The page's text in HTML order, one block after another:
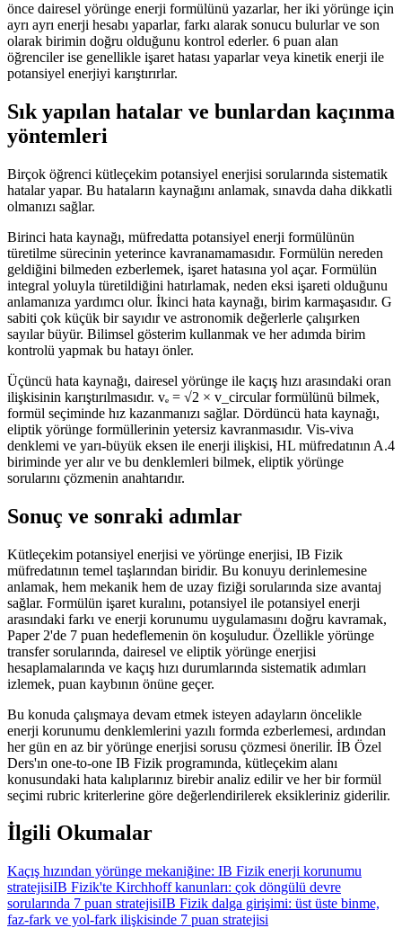
önce dairesel yörünge enerji formülünü yazarlar, her iki yörünge için
ayrı ayrı enerji hesabı yaparlar, farkı alarak sonucu bulurlar ve son
olarak birimin doğru olduğunu kontrol ederler. 6 puan alan
öğrenciler ise genellikle işaret hatası yaparlar veya kinetik enerji ile
potansiyel enerjiyi karıştırırlar.
Sık yapılan hatalar ve bunlardan kaçınma
yöntemleri
Birçok öğrenci kütleçekim potansiyel enerjisi sorularında sistematik
hatalar yapar. Bu hataların kaynağını anlamak, sınavda daha dikkatli
olmanızı sağlar.
Birinci hata kaynağı, müfredatta potansiyel enerji formülünün
türetilme sürecinin yeterince kavranamamasıdır. Formülün nereden
geldiğini bilmeden ezberlemek, işaret hatasına yol açar. Formülün
integral yoluyla türetildiğini hatırlamak, neden eksi işareti olduğunu
anlamanıza yardımcı olur. İkinci hata kaynağı, birim karmaşasıdır. G
sabiti çok küçük bir sayıdır ve astronomik değerlerle çalışırken
sayılar büyür. Bilimsel gösterim kullanmak ve her adımda birim
kontrolü yapmak bu hatayı önler.
Üçüncü hata kaynağı, dairesel yörünge ile kaçış hızı arasındaki oran
ilişkisinin karıştırılmasıdır. vₑ = √2 × v_circular formülünü bilmek,
formül seçiminde hız kazanmanızı sağlar. Dördüncü hata kaynağı,
eliptik yörünge formüllerinin yetersiz kavranmasıdır. Vis-viva
denklemi ve yarı-büyük eksen ile enerji ilişkisi, HL müfredatının A.4
biriminde yer alır ve bu denklemleri bilmek, eliptik yörünge
sorularını çözmenin anahtarıdır.
Sonuç ve sonraki adımlar
Kütleçekim potansiyel enerjisi ve yörünge enerjisi, IB Fizik
müfredatının temel taşlarından biridir. Bu konuyu derinlemesine
anlamak, hem mekanik hem de uzay fiziği sorularında size avantaj
sağlar. Formülün işaret kuralını, potansiyel ile potansiyel enerji
arasındaki farkı ve enerji korunumu uygulamasını doğru kavramak,
Paper 2'de 7 puan hedeflemenin ön koşuludur. Özellikle yörünge
transfer sorularında, dairesel ve eliptik yörünge enerjisi
hesaplamalarında ve kaçış hızı durumlarında sistematik adımları
izlemek, puan kaybının önüne geçer.
Bu konuda çalışmaya devam etmek isteyen adayların öncelikle
enerji korunumu denklemlerini yazılı formda ezberlemesi, ardından
her gün en az bir yörünge enerjisi sorusu çözmesi önerilir. İB Özel
Ders'ın one-to-one IB Fizik programında, kütleçekim alanı
konusundaki hata kalıplarınız birebir analiz edilir ve her bir formül
seçimi rubric kriterlerine göre değerlendirilerek eksikleriniz giderilir.
İlgili Okumalar
Kaçış hızından yörünge mekaniğine: IB Fizik enerji korunumu
stratejisiIB Fizik'te Kirchhoff kanunları: çok döngülü devre
sorularında 7 puan stratejisiIB Fizik dalga girişimi: üst üste binme,
faz-fark ve yol-fark ilişkisinde 7 puan stratejisi